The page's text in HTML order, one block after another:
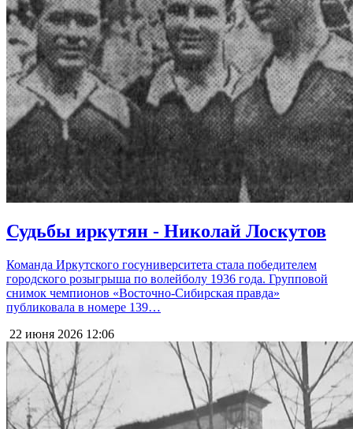
Судьбы иркутян - Николай Лоскутов
Команда Иркутского госуниверситета стала победителем
городского розыгрыша по волейболу 1936 года. Групповой
снимок чемпионов «Восточно-Сибирская правда»
публиковала в номере 139…
22 июня 2026 12:06